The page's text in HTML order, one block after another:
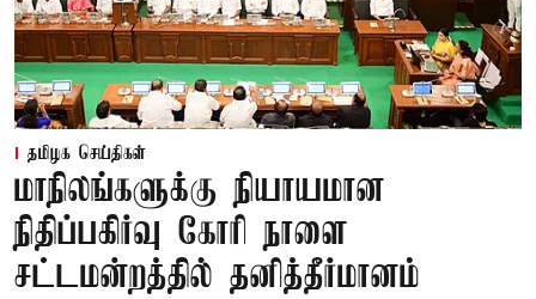
தமிழக செய்திகள்
மாநிலங்களுக்கு நியாயமான
நிதிப்பகிர்வு கோரி நாளை
சட்டமன்றத்தில் தனித்தீர்மானம்